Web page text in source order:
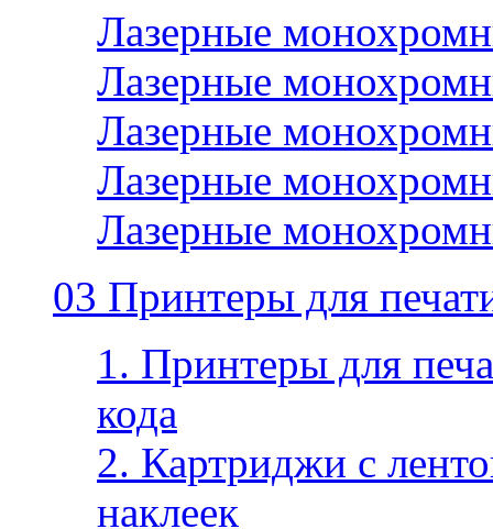
Лазерные
Лазерные
Лазерные
Лазерные
Лазерные
03 Принтеры для
1. Принтеры для
кода
2. Картриджи с
наклеек